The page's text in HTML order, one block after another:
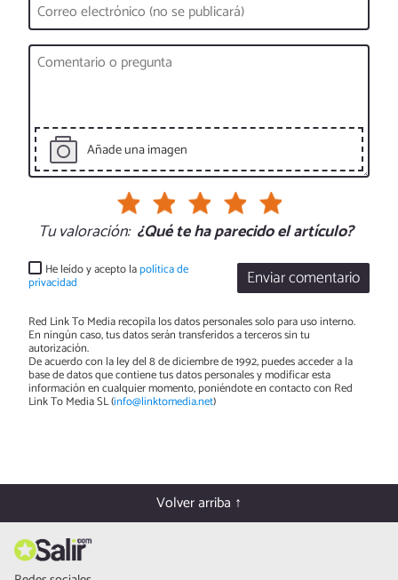
Añade una imagen
Tu valoración: ¿Qué te ha parecido el artículo?
Enviar comentario
He leído y acepto lapolítica de
privacidad
Red Link To Media recopila los datos personales solo para uso interno.
En ningún caso, tus datos serán transferidos a terceros sin tu
autorización.
De acuerdo con la ley del 8 de diciembre de 1992, puedes acceder a la
base de datos que contiene tus datos personales y modificar esta
información en cualquier momento, poniéndote en contacto con Red
Link To Media SL (info@linktomedia.net)
Volver arriba ↑